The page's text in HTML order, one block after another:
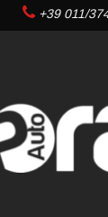
+39 011/